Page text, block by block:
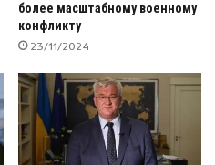
более масштабному военному
конфликту
23/11/2024